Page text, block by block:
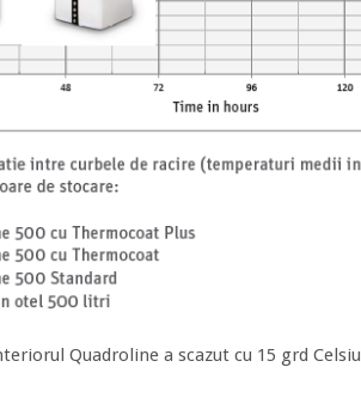
Quadroline a scazut cu 15 grd